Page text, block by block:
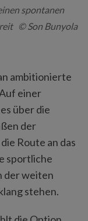
spontanen
© Son Bunyola
ambitionierte
einer
über die
der
Route an das
sportliche
der weiten
stehen.